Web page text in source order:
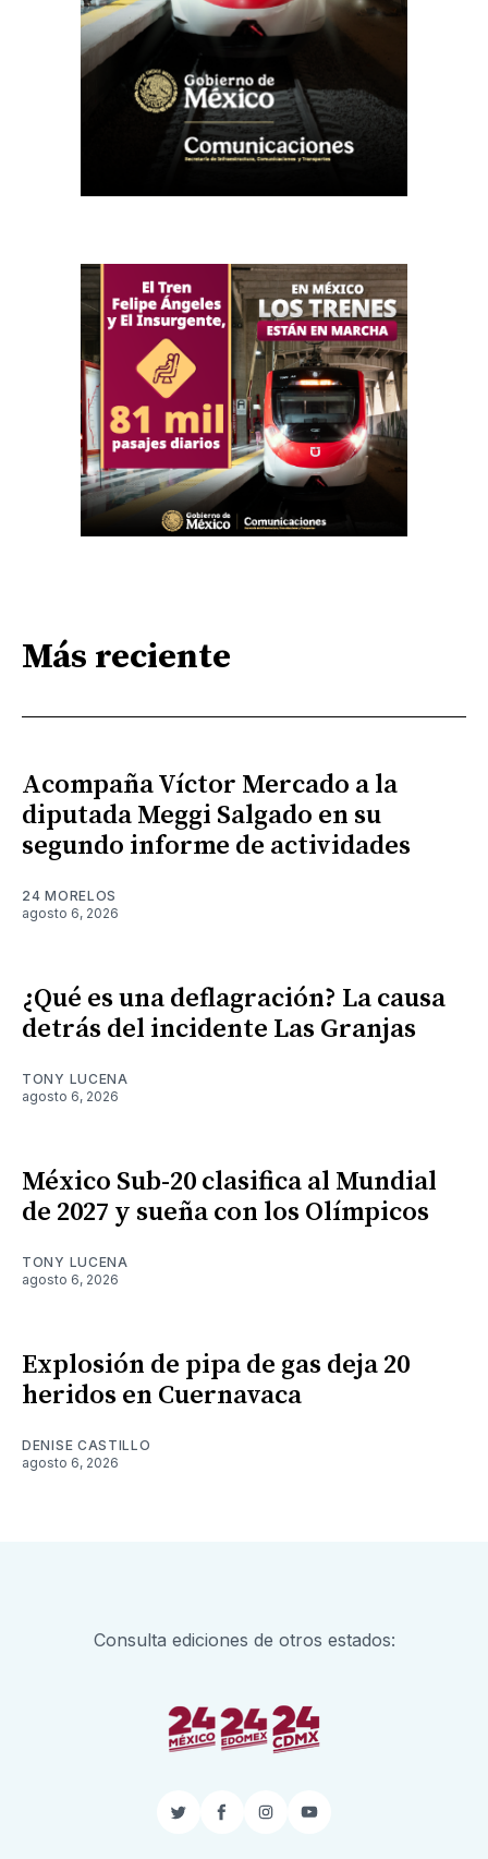
Más reciente
Acompaña Víctor Mercado a la
diputada Meggi Salgado en su
segundo informe de actividades
24 MORELOS
agosto 6, 2026
¿Qué es una deflagración? La causa
detrás del incidente Las Granjas
TONY LUCENA
agosto 6, 2026
México Sub-20 clasifica al Mundial
de 2027 y sueña con los Olímpicos
TONY LUCENA
agosto 6, 2026
Explosión de pipa de gas deja 20
heridos en Cuernavaca
DENISE CASTILLO
agosto 6, 2026
Consulta ediciones de otros estados:
TwitterFacebook
InstagramYouTube